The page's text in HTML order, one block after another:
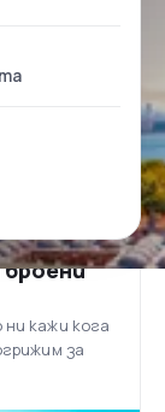
кажи кога
за